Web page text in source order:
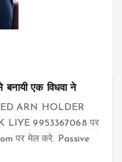
एक विधवा ने
ARN HOLDER
LIYE 9953367068 पर
पर मेल करे. Passive